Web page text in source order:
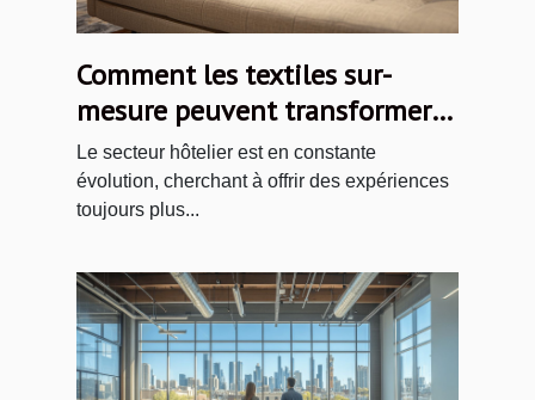
Comment les textiles sur-
mesure peuvent transformer
l'industrie hôtelière
Le secteur hôtelier est en constante
évolution, cherchant à offrir des expériences
toujours plus...